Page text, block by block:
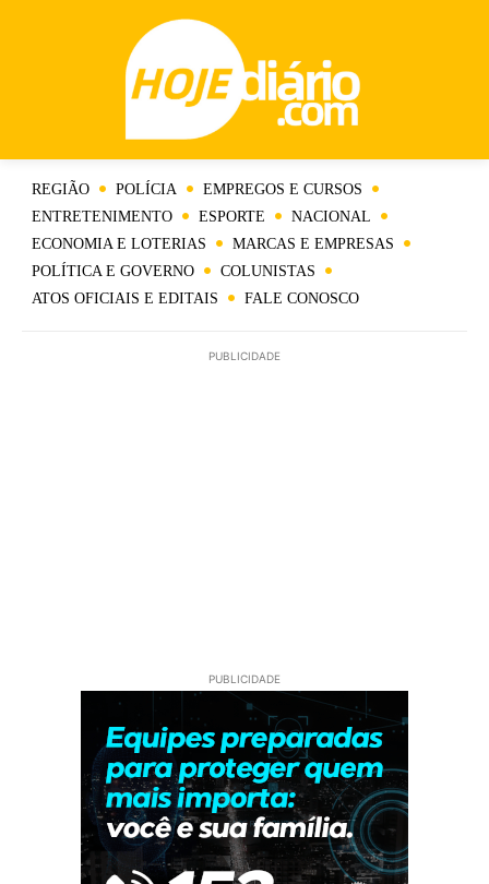
REGIÃO POLÍCIA
EMPREGOS E CURSOS
ENTRETENIMENTO
ESPORTE
NACIONAL
ECONOMIA E LOTERIAS
MARCAS E EMPRESAS
POLÍTICA E GOVERNO
COLUNISTAS
ATOS OFICIAIS E EDITAIS
FALE CONOSCO
PUBLICIDADE
PUBLICIDADE